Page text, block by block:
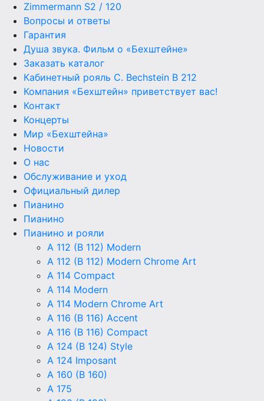
Zimmermann S2 / 120
Вопросы и ответы
Гарантия
Душа звука. Фильм о «Бехштейне»
Заказать каталог
Кабинетный рояль C. Bechstein B 212
Компания «Бехштейн» приветствует вас!
Контакт
Концерты
Мир «Бехштейна»
Новости
О нас
Обслуживание и уход
Официальный дилер
Пианино
Пианино
Пианино и рояли
A 112 (B 112) Modern
A 112 (B 112) Modern Chrome Art
A 114 Compact
A 114 Modern
A 114 Modern Chrome Art
A 116 (B 116) Accent
A 116 (B 116) Compact
A 124 (B 124) Style
A 124 Imposant
A 160 (B 160)
A 175